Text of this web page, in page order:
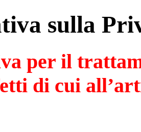
sulla
per il
di cui